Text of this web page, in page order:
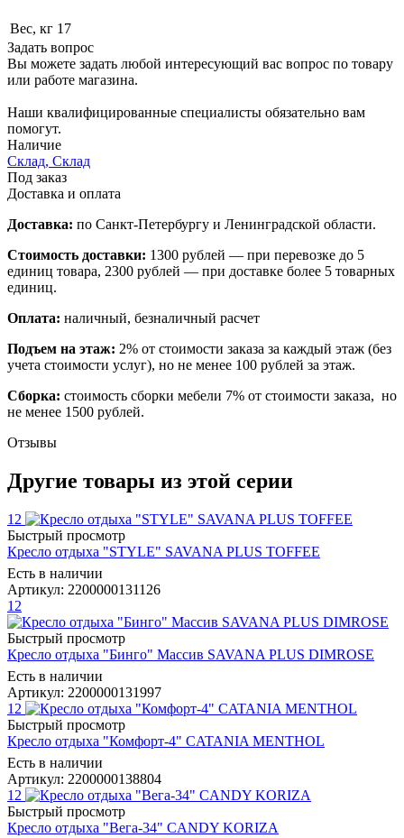
Вес, кг 17
Задать вопрос
Вы можете задать любой интересующий вас вопрос по товару
или работе магазина.
Наши квалифицированные специалисты обязательно вам
помогут.
Наличие
Склад, Склад
Под заказ
Доставка и оплата
Доставка: по Санкт-Петербургу и Ленинградской области.
Стоимость доставки: 1300 рублей — при перевозке до 5
единиц товара, 2300 рублей — при доставке более 5 товарных
единиц.
Оплата: наличный, безналичный расчет
Подъем на этаж: 2% от стоимости заказа за каждый этаж (без
учета стоимости услуг), но не менее 100 рублей за этаж.
Сборка: стоимость сборки мебели 7% от стоимости заказа, но
не менее 1500 рублей.
Отзывы
Другие товары из этой серии
12
Быстрый просмотр
Кресло отдыха "STYLE" SAVANA PLUS TOFFEE
Есть в наличии
Артикул: 2200000131126
12
Быстрый просмотр
Кресло отдыха "Бинго" Массив SAVANA PLUS DIMROSE
Есть в наличии
Артикул: 2200000131997
12
Быстрый просмотр
Кресло отдыха "Комфорт-4" CATANIA MENTHOL
Есть в наличии
Артикул: 2200000138804
12
Быстрый просмотр
Кресло отдыха "Вега-34" CANDY KORIZA